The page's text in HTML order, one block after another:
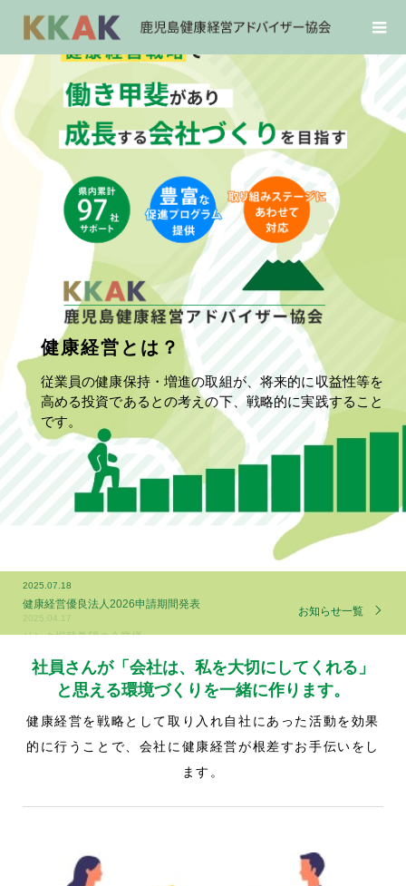
健康経営とは？
従業員の健康保持・増進の取組が、将来的に収益性等を
高める投資であるとの考えの下、戦略的に実践すること
です。
お知らせ一覧
2025.04.17
リンク掲載希望の企業様へ
社員さんが「会社は、私を大切にしてくれる」
と思える環境づくりを一緒に作ります。
健康経営を戦略として取り入れ自社にあった活動を効果
的に行うことで、会社に健康経営が根差すお手伝いをし
ます。